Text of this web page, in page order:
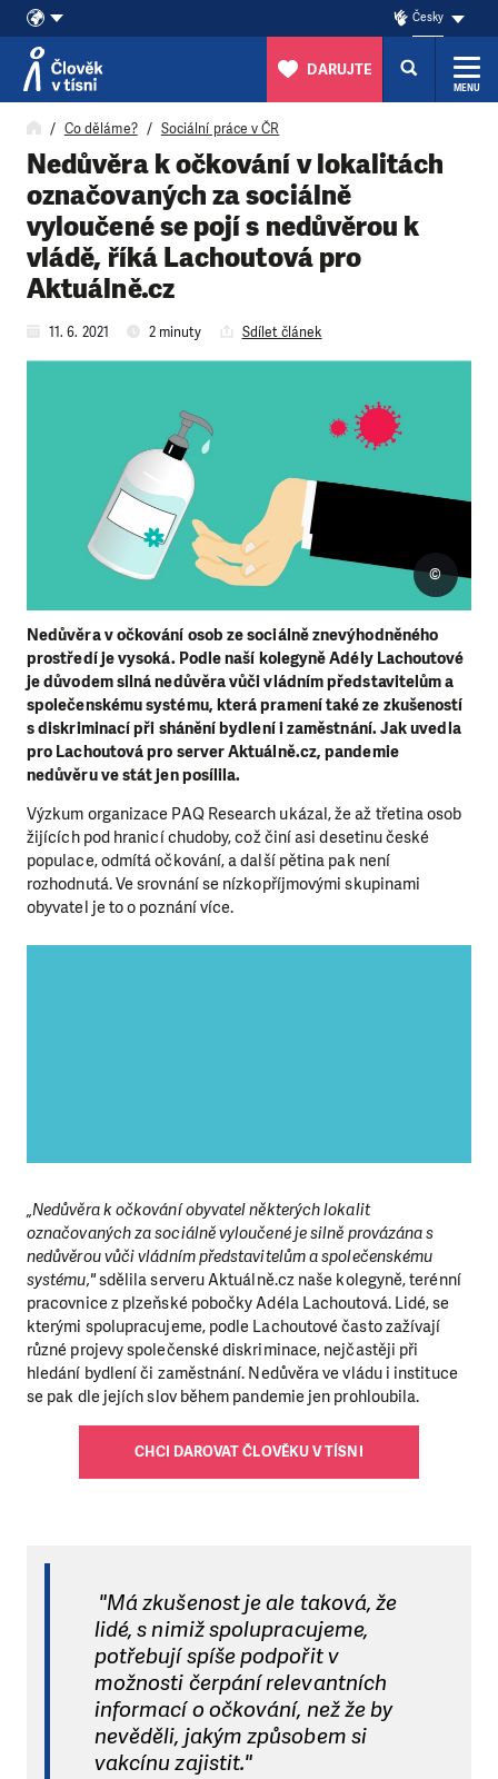
Přeskočit na obsah
Česky
DARUJTE
MENU
Co děláme? Sociální práce v ČR
Nedůvěra k očkování v lokalitách
označovaných za sociálně
vyloučené se pojí s nedůvěrou k
vládě, říká Lachoutová pro
Aktuálně.cz
11. 6. 2021 2 minuty Sdílet článek
Nedůvěra v očkování osob ze sociálně znevýhodněného
prostředí je vysoká. Podle naší kolegyně Adély Lachoutové
je důvodem silná nedůvěra vůči vládním představitelům a
společenskému systému, která pramení také ze zkušeností
s diskriminací při shánění bydlení i zaměstnání. Jak uvedla
pro Lachoutová pro server Aktuálně.cz, pandemie
nedůvěru ve stát jen posílila.
©
Výzkum organizace PAQ Research ukázal, že až třetina osob
žijících pod hranicí chudoby, což činí asi desetinu české
populace, odmítá očkování, a další pětina pak není
rozhodnutá. Ve srovnání se nízkopříjmovými skupinami
obyvatel je to o poznání více.
„Nedůvěra k očkování obyvatel některých lokalit
označovaných za sociálně vyloučené je silně provázána s
nedůvěrou vůči vládním představitelům a společenskému
systému,"sdělila serveru Aktuálně.cz naše kolegyně, terénní
pracovnice z plzeňské pobočky Adéla Lachoutová. Lidé, se
kterými spolupracujeme, podle Lachoutové často zažívají
různé projevy společenské diskriminace, nejčastěji při
hledání bydlení či zaměstnání. Nedůvěra ve vládu i instituce
se pak dle jejích slov během pandemie jen prohloubila.
CHCI DAROVAT ČLOVĚKU V TÍSNI
"Má zkušenost je ale taková, že
lidé, s nimiž spolupracujeme,
potřebují spíše podpořit v
možnosti čerpání relevantních
informací o očkování, než že by
nevěděli, jakým způsobem si
vakcínu zajistit."